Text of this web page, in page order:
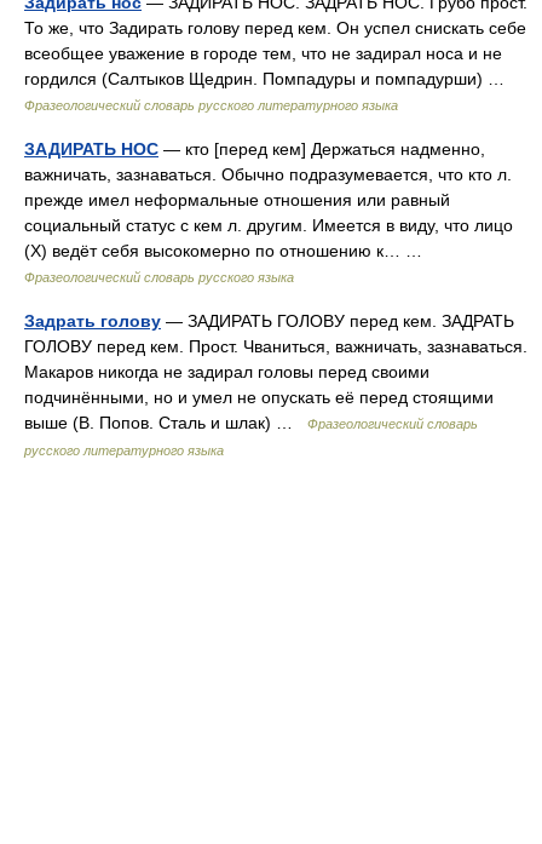
То же, что Задирать голову перед кем. Он успел снискать себе
всеобщее уважение в городе тем, что не задирал носа и не
гордился (Салтыков Щедрин. Помпадуры и помпадурши) …
Фразеологический словарь русского литературного языка
ЗАДИРАТЬ НОС — кто [перед кем] Держаться надменно,
важничать, зазнаваться. Обычно подразумевается, что кто л.
прежде имел неформальные отношения или равный
социальный статус с кем л. другим. Имеется в виду, что лицо
(Х) ведёт себя высокомерно по отношению к… …
Фразеологический словарь русского языка
Задрать голову — ЗАДИРАТЬ ГОЛОВУ перед кем. ЗАДРАТЬ
ГОЛОВУ перед кем. Прост. Чваниться, важничать, зазнаваться.
Макаров никогда не задирал головы перед своими
подчинёнными, но и умел не опускать её перед стоящими
выше (В. Попов. Сталь и шлак) …
Фразеологический словарь
русского литературного языка